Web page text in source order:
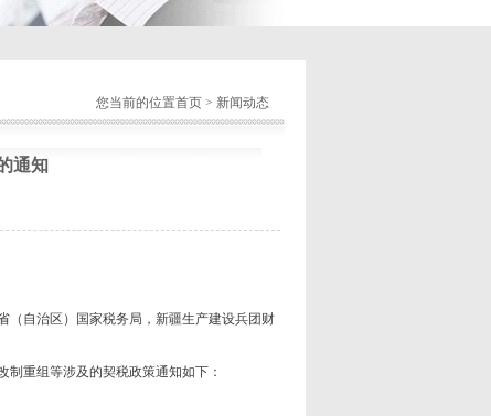
您当前的位置首页 > 新闻动态
通知
自治区）国家税务局，新疆生产建设兵团财
重组等涉及的契税政策通知如下：